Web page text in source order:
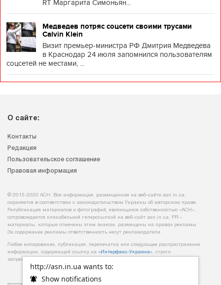
http://asn.in.ua wants to:
Show notifications
RT Маргарита Симоньян...
Медведев потряс соцсети своими трусами
Calvin Klein
Визит премьер-министра РФ Дмитрия Медведева
в Краснодар 24 июля запомнился пользователям
соцсетей не местами, ...
О сайте:
Контакты
Редакция
Пользовательское соглашение
Правовая информация
© 2015-2020 АСН. Вся информация, размещенная на веб-сайте asn.in.ua,
охраняется в соответствии с законодательством Украины об авторском праве.
Републикация материалов и фотографий, являющихся собственностью «АСН»,
сопровождается кликабельной гиперссылкой на веб-сайт asn.іn.ua. PR –
материалы, которые отмечены этим знаком, размещены на правах рекламы.
За содержание рекламы ответственность несут рекламодатели.
Любое копирование, публикация, перепечатка или следующее распространение
информации, содержащей ссылку на «Интерфакс-Украина», строго
запрещается.